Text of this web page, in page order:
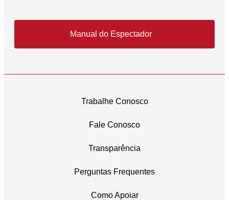
Manual do Espectador
Trabalhe Conosco
Fale Conosco
Transparência
Perguntas Frequentes
Como Apoiar